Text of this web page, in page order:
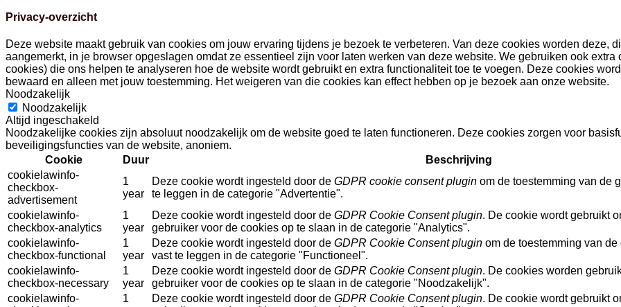
Privacy-overzicht
Deze website maakt gebruik van cookies om jouw ervaring tijdens je bezoek te verbeteren. Van deze cookies worden deze,
aangemerkt, in je browser opgeslagen omdat ze essentieel zijn voor laten werken van deze website. We gebruiken ook
cookies) die ons helpen te analyseren hoe de website wordt gebruikt en extra functionaliteit toe te voegen. Deze cookies
bewaard en alleen met jouw toestemming. Het weigeren van die cookies kan effect hebben op je bezoek aan onze website.
Noodzakelijk
Noodzakelijk
Altijd ingeschakeld
Noodzakelijke cookies zijn absoluut noodzakelijk om de website goed te laten functioneren. Deze cookies zorgen voor
beveiligingsfuncties van de website, anoniem.
Cookie
Duur
Beschrijving
cookielawinfo-
checkbox-
advertisement
1
year
Deze cookie wordt ingesteld door de GDPR cookie consent plugin om de toestemming van de
te leggen in de categorie "Advertentie".
cookielawinfo-
checkbox-analytics
1
year
Deze cookie wordt ingesteld door de GDPR Cookie Consent plugin. De cookie wordt gebruikt
gebruiker voor de cookies op te slaan in de categorie "Analytics".
cookielawinfo-
checkbox-functional
1
year
Deze cookie wordt ingesteld door de GDPR Cookie Consent plugin om de toestemming van
vast te leggen in de categorie "Functioneel".
cookielawinfo-
checkbox-necessary
1
year
Deze cookie wordt ingesteld door de GDPR Cookie Consent plugin. De cookies worden
gebruiker voor de cookies op te slaan in de categorie "Noodzakelijk".
cookielawinfo-
1
Deze cookie wordt ingesteld door de GDPR Cookie Consent plugin. De cookie wordt gebruikt